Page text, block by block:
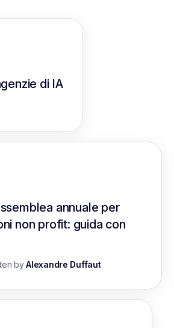
di IA
annuale per
non profit: guida con
byAlexandre Duffaut